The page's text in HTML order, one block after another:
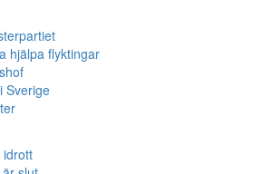
hjälpa flyktingar
Sverige
idrott